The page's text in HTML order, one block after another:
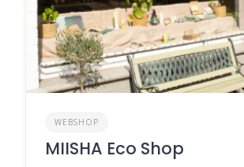
WEBSHOP
MIISHA Eco Shop